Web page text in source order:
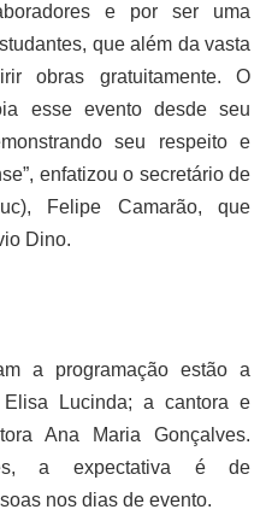
e por ser uma
que além da vasta
obras gratuitamente. O
esse evento desde seu
seu respeito e
enfatizou o secretário de
Felipe Camarão, que
Dino.
a programação estão a
Lucinda; a cantora e
Ana Maria Gonçalves.
a expectativa é de
nos dias de evento.